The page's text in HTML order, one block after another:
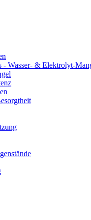
- Wasser- & Elektrolyt-